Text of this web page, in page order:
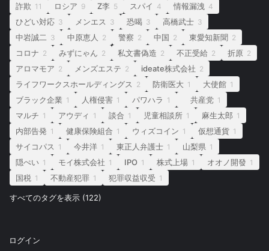
詐欺 11 ロシア 9 Z李 5 スパイ 4 情報漏洩 4
ひどい対応 3 メンエス 3 恐喝 3 高橋武士 3
中岩誠二 3 中原恵人 2 警察 2 中国 2 東愛知新聞 2
コロナ 2 みずにゃん 2 私文書偽造 2 不正受給 2 折原 2
アロマモア 2 メンズエステ 2 ideate株式会社 2
ライフワークスホールディングス 2 防衛医大 1 大使館 1
ブラック企業 1 人権侵害 1 パワハラ 1 共産党 1
マルチ 1 アウディ 1 談合 1 児童相談所 1 麻生太郎 1
内部告発 1 健康保険組合 1 ウィズコイン 1 仮想通貨 1
サイコパス 1 今井洋 1 東正人弁護士 1 山梨県 1
隠ぺい 1 モイ株式会社 1 IPO 1 株式上場 1 オオノ開發 1
国税 1 不動産犯罪 1 犯罪収益収受 1
すべてのタグを表示 (122)
ログイン